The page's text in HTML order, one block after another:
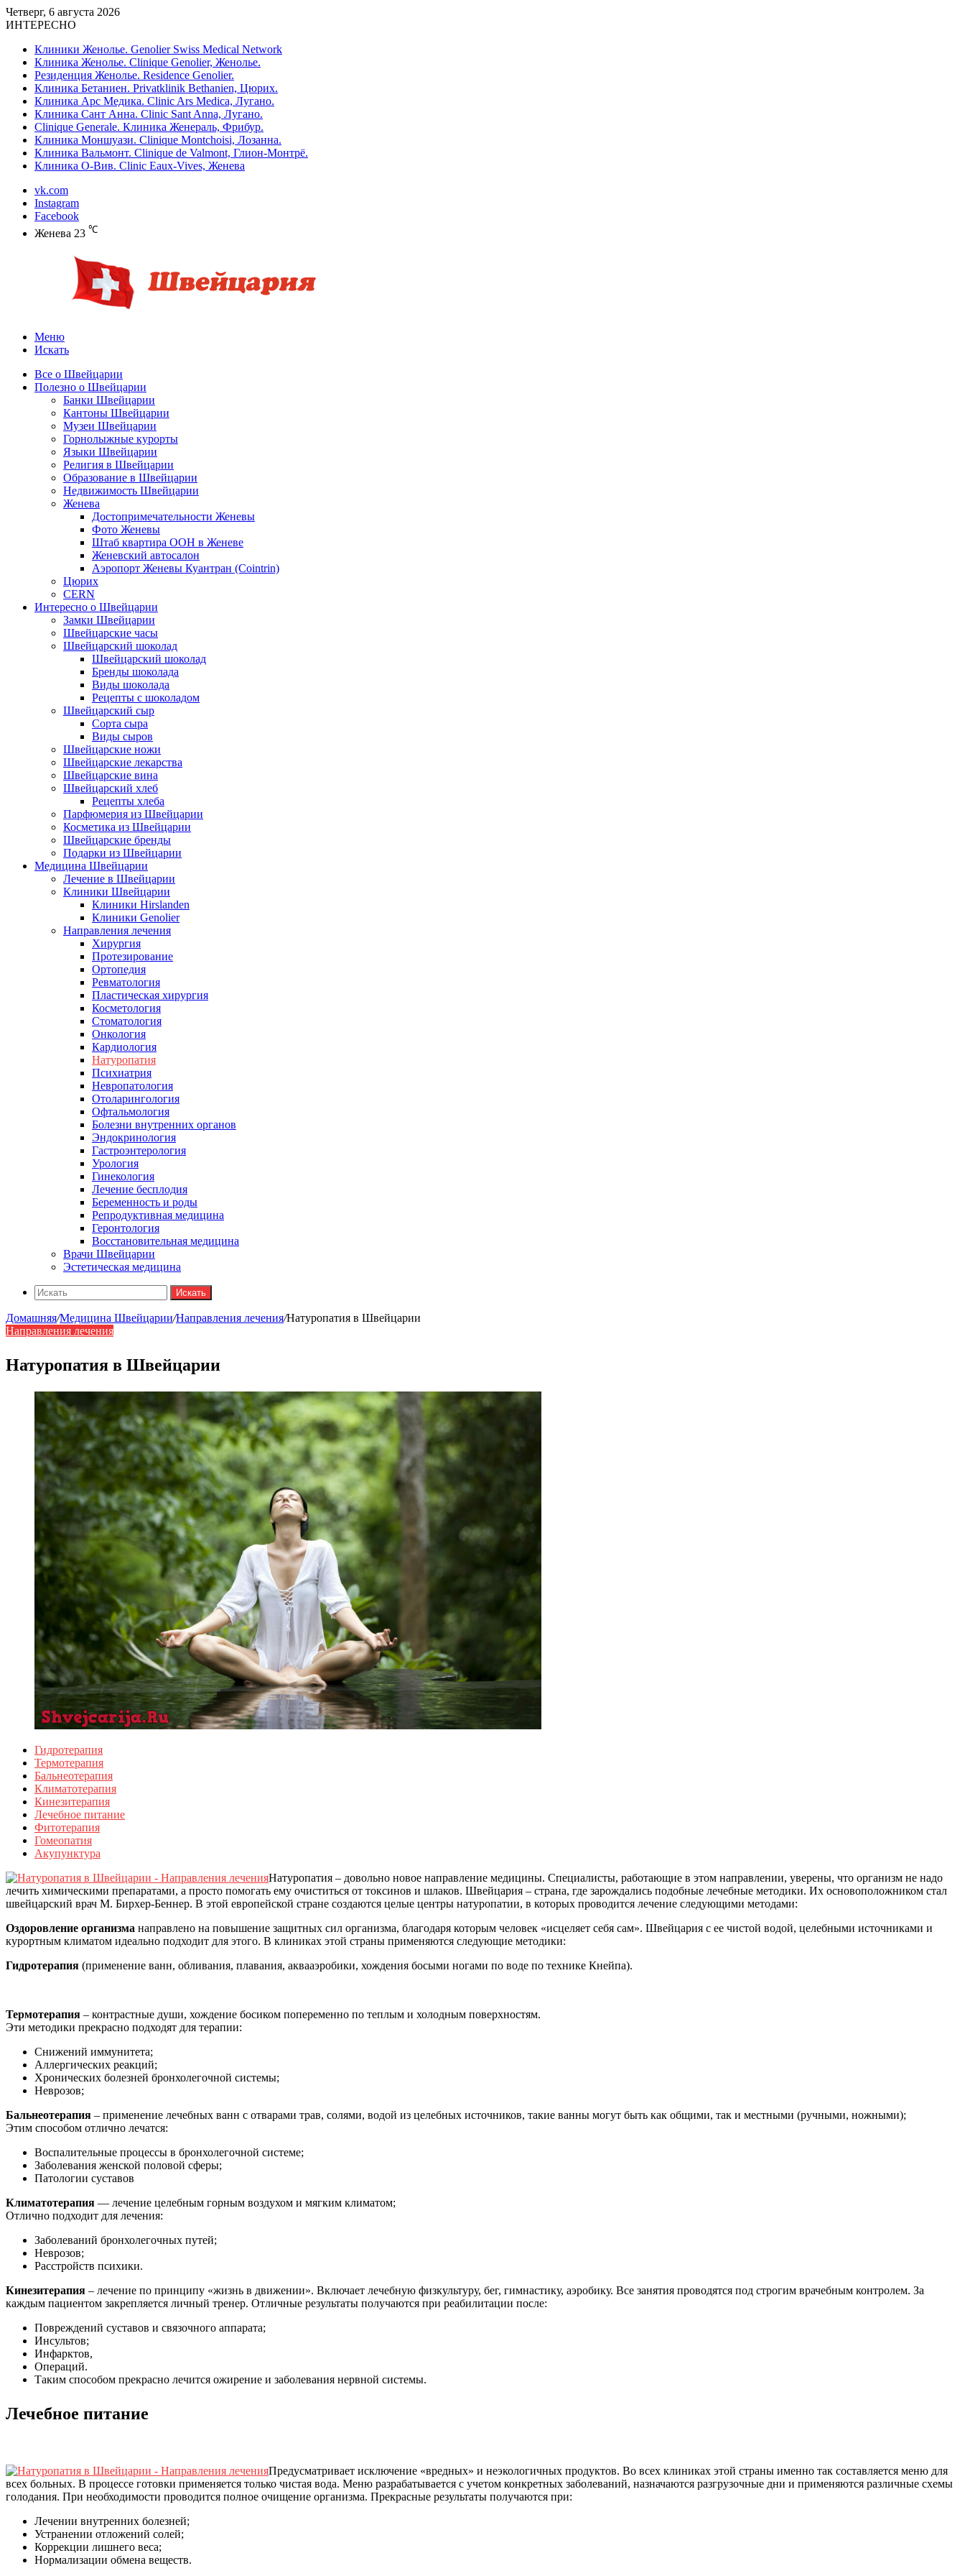
Четверг, 6 августа 2026
ИНТЕРЕСНО
Клиники Женолье. Genolier Swiss Medical Network
Клиника Женолье. Clinique Genolier, Женолье.
Резиденция Женолье. Residence Genolier.
Клиника Бетаниен. Privatklinik Bethanien, Цюрих.
Клиника Арс Медика. Clinic Ars Medica, Лугано.
Клиника Сант Анна. Clinic Sant Anna, Лугано.
Clinique Generale. Клиника Женераль, Фрибур.
Клиника Моншуази. Clinique Montchoisi, Лозанна.
Клиника Вальмонт. Clinique de Valmont, Глион-Монтрё.
Клиника О-Вив. Clinic Eaux-Vives, Женева
vk.com
Instagram
Facebook
Женева 23 ℃
Меню
Искать
Все о Швейцарии
Полезно о Швейцарии
Банки Швейцарии
Кантоны Швейцарии
Музеи Швейцарии
Горнолыжные курорты
Языки Швейцарии
Религия в Швейцарии
Образование в Швейцарии
Недвижимость Швейцарии
Женева
Достопримечательности Женевы
Фото Женевы
Штаб квартира ООН в Женеве
Женевский автосалон
Аэропорт Женевы Куантран (Cointrin)
Цюрих
CERN
Интересно о Швейцарии
Замки Швейцарии
Швейцарские часы
Швейцарский шоколад
Швейцарский шоколад
Бренды шоколада
Виды шоколада
Рецепты с шоколадом
Швейцарский сыр
Сорта сыра
Виды сыров
Швейцарские ножи
Швейцарские лекарства
Швейцарские вина
Швейцарский хлеб
Рецепты хлеба
Парфюмерия из Швейцарии
Косметика из Швейцарии
Швейцарские бренды
Подарки из Швейцарии
Медицина Швейцарии
Лечение в Швейцарии
Клиники Швейцарии
Клиники Hirslanden
Клиники Genolier
Направления лечения
Хирургия
Протезирование
Ортопедия
Ревматология
Пластическая хирургия
Косметология
Стоматология
Онкология
Кардиология
Натуропатия
Психиатрия
Невропатология
Отоларингология
Офтальмология
Болезни внутренних органов
Эндокринология
Гастроэнтерология
Урология
Гинекология
Лечение бесплодия
Беременность и роды
Репродуктивная медицина
Геронтология
Восстановительная медицина
Врачи Швейцарии
Эстетическая медицина
Искать
Домашняя/Медицина Швейцарии/Направления лечения/Натуропатия в Швейцарии
Направления лечения
Натуропатия в Швейцарии
Гидротерапия
Термотерапия
Бальнеотерапия
Климатотерапия
Кинезитерапия
Лечебное питание
Фитотерапия
Гомеопатия
Акупунктура
Натуропатия – довольно новое направление медицины. Специалисты, работающие в этом направлении, уверены, что организм не надо
лечить химическими препаратами, а просто помогать ему очиститься от токсинов и шлаков. Швейцария – страна, где зарождались подобные лечебные методики. Их основоположником стал
швейцарский врач М. Бирхер-Беннер. В этой европейской стране создаются целые центры натуропатии, в которых проводится лечение следующими методами:
Оздоровление организма направлено на повышение защитных сил организма, благодаря которым человек «исцеляет себя сам». Швейцария с ее чистой водой, целебными источниками и
курортным климатом идеально подходит для этого. В клиниках этой страны применяются следующие методики:
Гидротерапия (применение ванн, обливания, плавания, аквааэробики, хождения босыми ногами по воде по технике Кнейпа).
Термотерапия – контрастные души, хождение босиком попеременно по теплым и холодным поверхностям.
Эти методики прекрасно подходят для терапии:
Снижений иммунитета;
Аллергических реакций;
Хронических болезней бронхолегочной системы;
Неврозов;
Бальнеотерапия – применение лечебных ванн с отварами трав, солями, водой из целебных источников, такие ванны могут быть как общими, так и местными (ручными, ножными);
Этим способом отлично лечатся:
Воспалительные процессы в бронхолегочной системе;
Заболевания женской половой сферы;
Патологии суставов
Климатотерапия — лечение целебным горным воздухом и мягким климатом;
Отлично подходит для лечения:
Заболеваний бронхолегочных путей;
Неврозов;
Расстройств психики.
Кинезитерапия – лечение по принципу «жизнь в движении». Включает лечебную физкультуру, бег, гимнастику, аэробику. Все занятия проводятся под строгим врачебным контролем. За
каждым пациентом закрепляется личный тренер. Отличные результаты получаются при реабилитации после:
Повреждений суставов и связочного аппарата;
Инсультов;
Инфарктов,
Операций.
Таким способом прекрасно лечится ожирение и заболевания нервной системы.
Лечебное питание
Предусматривает исключение «вредных» и неэкологичных продуктов. Во всех клиниках этой страны именно так составляется меню для
всех больных. В процессе готовки применяется только чистая вода. Меню разрабатывается с учетом конкретных заболеваний, назначаются разгрузочные дни и применяются различные схемы
голодания. При необходимости проводится полное очищение организма. Прекрасные результаты получаются при:
Лечении внутренних болезней;
Устранении отложений солей;
Коррекции лишнего веса;
Нормализации обмена веществ.